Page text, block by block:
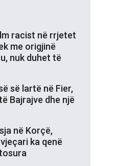
racist në rrjetet
me origjinë
nuk duhet të
së lartë në Fier,
Bajrajve dhe një
në Korçë,
ka qenë